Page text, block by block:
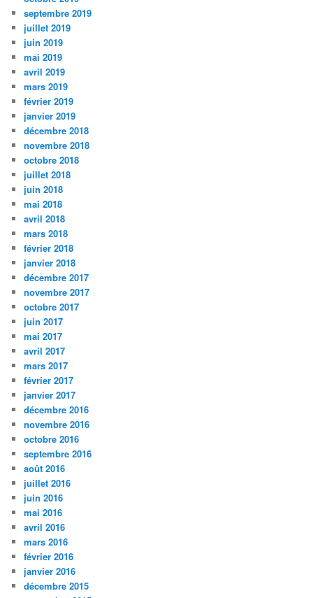
septembre 2019
juillet 2019
juin 2019
mai 2019
avril 2019
mars 2019
février 2019
janvier 2019
décembre 2018
novembre 2018
octobre 2018
juillet 2018
juin 2018
mai 2018
avril 2018
mars 2018
février 2018
janvier 2018
décembre 2017
novembre 2017
octobre 2017
juin 2017
mai 2017
avril 2017
mars 2017
février 2017
janvier 2017
décembre 2016
novembre 2016
octobre 2016
septembre 2016
août 2016
juillet 2016
juin 2016
mai 2016
avril 2016
mars 2016
février 2016
janvier 2016
décembre 2015